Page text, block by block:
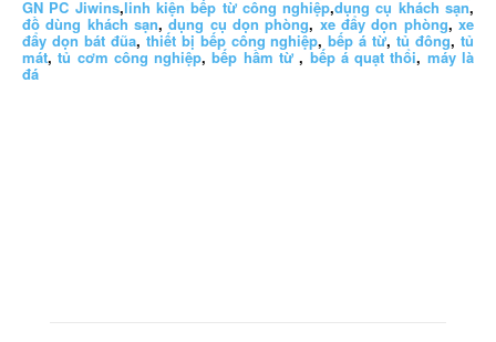
GN PC Jiwins,linh kiện bếp từ công nghiệp,dụng cụ khách sạn,
đồ dùng khách sạn,dụng cụ dọn phòng,xe đẩy dọn phòng,xe
đẩy dọn bát đũa,thiết bị bếp công nghiệp,bếp á từ,tủ đông,tủ
mát,tủ cơm công nghiệp,bếp hầm từ ,bếp á quạt thổi, máy là
đá